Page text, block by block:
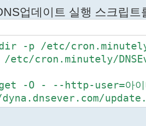
업데이트 실행 스크립트
-p /etc/
cron.minutely/
-O - --http-user=아이